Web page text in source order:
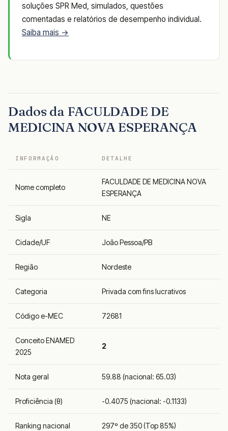
soluções SPR Med, simulados, questões
comentadas e relatórios de desempenho individual.
Saiba mais →
Dados da FACULDADE DE
MEDICINA NOVA ESPERANÇA
INFORMAÇÃO DETALHE
Nome completo
FACULDADE DE MEDICINA NOVA
ESPERANÇA
Sigla NE
Cidade/UF João Pessoa/PB
Região Nordeste
Categoria Privada com fins lucrativos
Código e-MEC 72681
Conceito ENAMED
2025
2
Nota geral 59.88 (nacional: 65.03)
Proficiência (θ) -0.4075 (nacional: -0.1133)
Ranking nacional 297º de 350 (Top 85%)